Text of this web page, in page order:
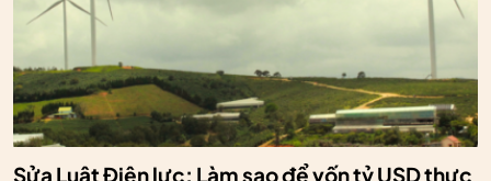
Sửa Luật Điện lực: Làm sao để vốn tỷ USD thực